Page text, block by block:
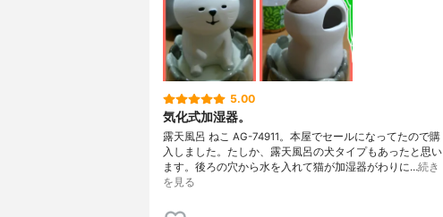
5.00
気化式加湿器。
露天風呂 ねこ AG-74911。本屋でセールになってたので購
入しました。たしか、露天風呂の犬タイプもあったと思い
ます。後ろの穴から水を入れて猫が加湿器がわりに…続き
を見る